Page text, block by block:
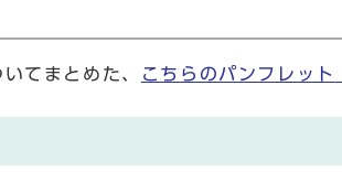
てまとめた、 こちらのパンフレット